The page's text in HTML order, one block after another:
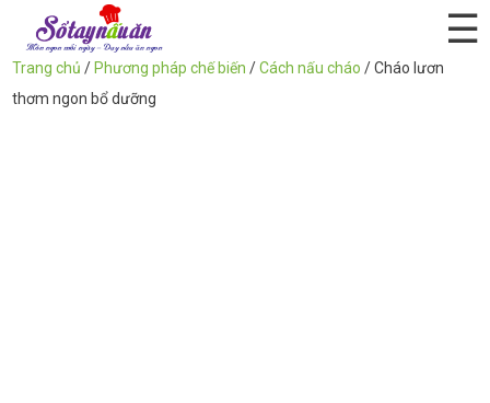
☰
Trang chủ / Phương pháp chế biến /Cách nấu cháo /Cháo lươn
thơm ngon bổ dưỡng